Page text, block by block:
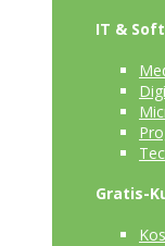
IT &
Gratis-